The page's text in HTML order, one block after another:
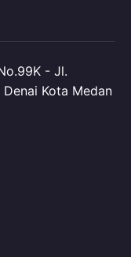
- Jl.
Denai Kota Medan